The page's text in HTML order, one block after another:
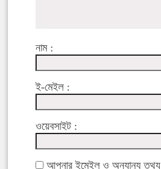
নাম :
ই-মেইল :
ওয়েবসাইট :
আপনার ইমেইল ও অন্যান্য তথ্য